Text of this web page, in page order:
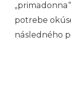
potrebe
následného